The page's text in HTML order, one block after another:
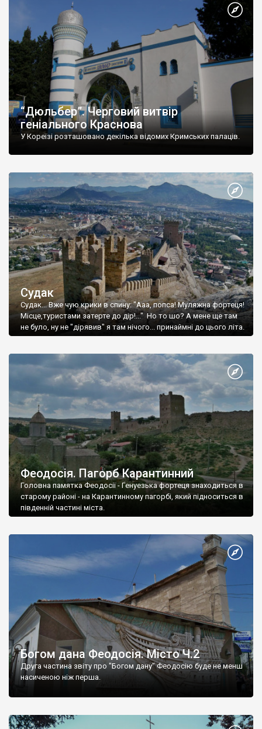
“Дюльбер”. Черговий витвір
геніального Краснова
У Кореїзі розташовано декілька відомих Кримських палаців.
Судак
Судак... Вже чую крики в спину: "Ааа, попса! Муляжна фортеця!
Місце,туристами затерте до дір!..." Но то шо? А мене ще там
не було, ну не "дірявив" я там нічого... принаймні до цього літа.
Феодосія. Пагорб Карантинний
Головна памятка Феодосії - Генуезька фортеця знаходиться в
старому районі - на Карантинному пагорбі, який підноситься в
південній частині міста.
Богом дана Феодосія. Місто Ч.2
Друга частина звіту про "Богом дану" Феодосію буде не менш
насиченою ніж перша.